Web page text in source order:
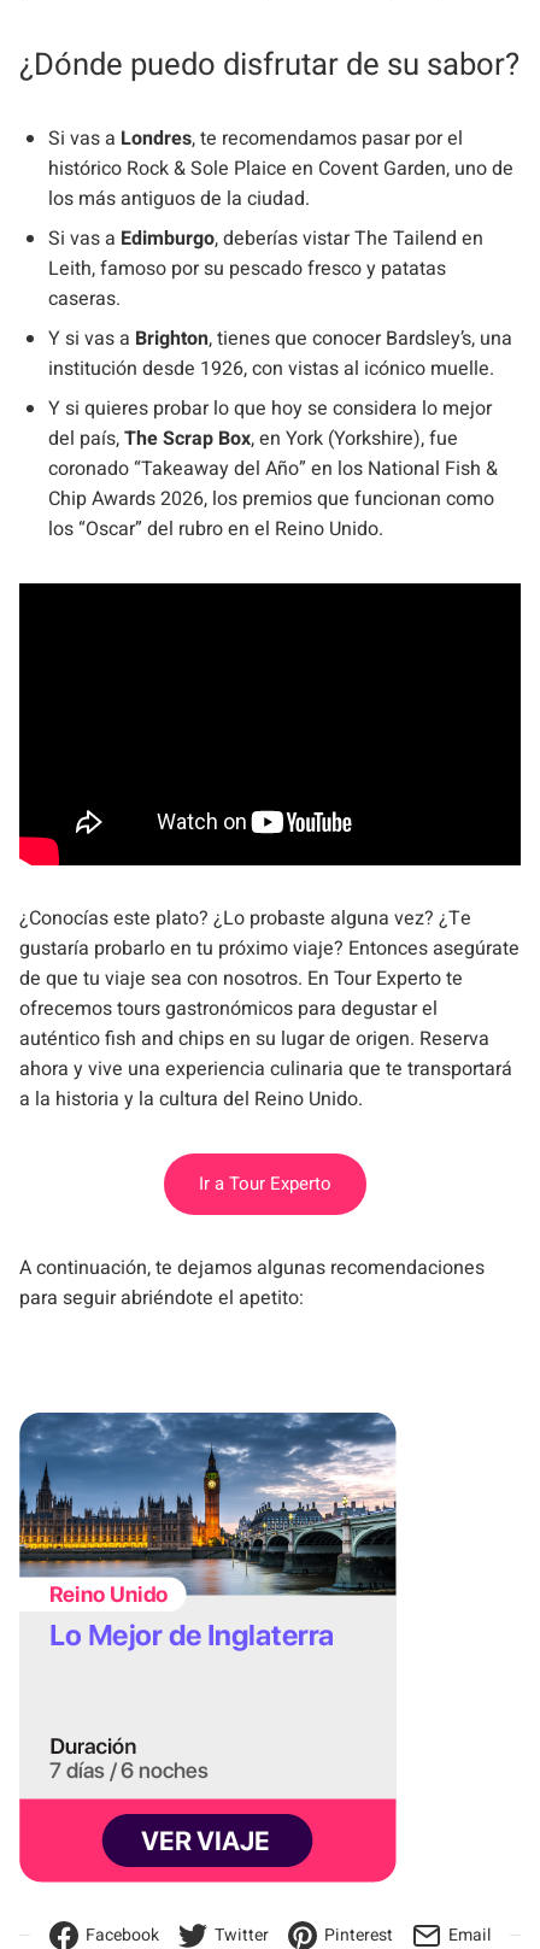
¿Dónde puedo disfrutar de su sabor?
Si vas a Londres, te recomendamos pasar por el
histórico Rock & Sole Plaice en Covent Garden, uno de
los más antiguos de la ciudad.
Si vas a Edimburgo, deberías vistar The Tailend en
Leith, famoso por su pescado fresco y patatas
caseras.
Y si vas a Brighton, tienes que conocer Bardsley’s, una
institución desde 1926, con vistas al icónico muelle.
Y si quieres probar lo que hoy se considera lo mejor
del país,The Scrap Box, en York (Yorkshire), fue
coronado “Takeaway del Año” en los National Fish &
Chip Awards 2026, los premios que funcionan como
los “Oscar” del rubro en el Reino Unido.
¿Conocías este plato? ¿Lo probaste alguna vez? ¿Te
gustaría probarlo en tu próximo viaje? Entonces asegúrate
de que tu viaje sea con nosotros. En Tour Experto te
ofrecemos tours gastronómicos para degustar el
auténtico fish and chips en su lugar de origen. Reserva
ahora y vive una experiencia culinaria que te transportará
a la historia y la cultura del Reino Unido.
Ir a Tour Experto
A continuación, te dejamos algunas recomendaciones
para seguir abriéndote el apetito:
Facebook Twitter Pinterest Email